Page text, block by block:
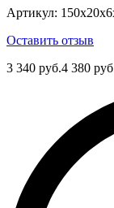
Артикул:
Оставить отзыв
3 340 руб.4 380